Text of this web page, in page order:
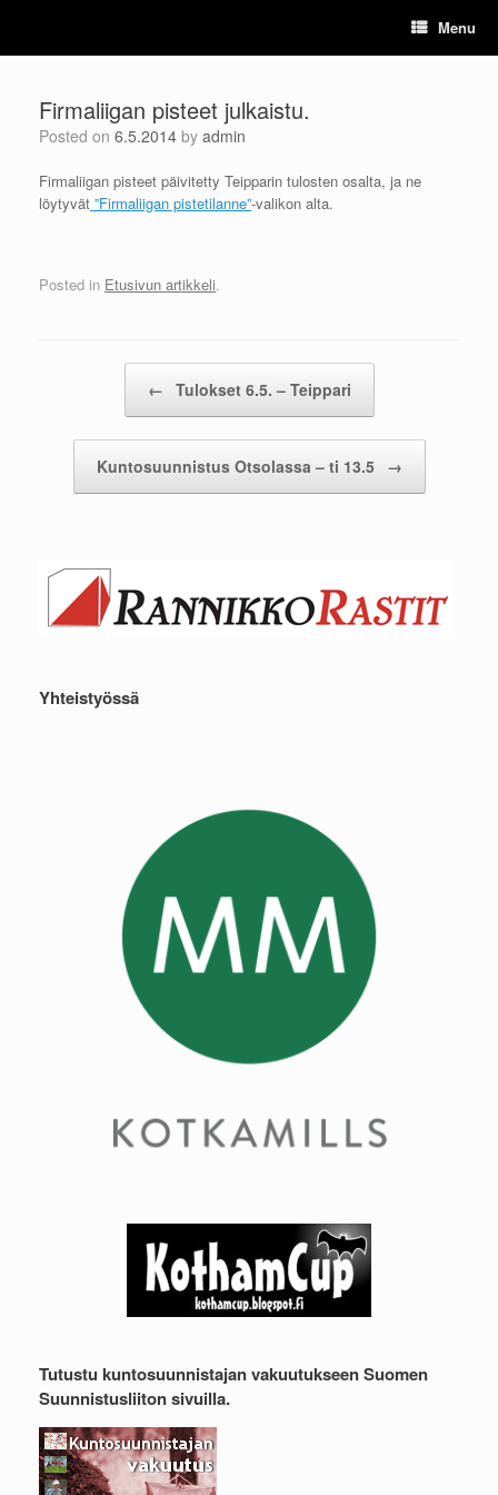
content
Menu
Firmaliigan pisteet julkaistu.
Posted on 6.5.2014 by admin
Firmaliigan pisteet päivitetty Teipparin tulosten osalta, ja ne
löytyvät ”Firmaliigan pistetilanne”-valikon alta.
Posted in Etusivun artikkeli.
← Tulokset 6.5. – Teippari
Kuntosuunnistus Otsolassa – ti 13.5 →
Yhteistyössä
Tutustu kuntosuunnistajan vakuutukseen Suomen
Suunnistusliiton sivuilla.